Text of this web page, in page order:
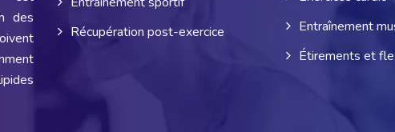
des
Récupération post-exercice
Entraînement
Étirements et